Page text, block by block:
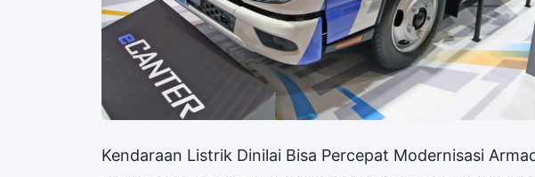
Kendaraan Listrik Dinilai Bisa Percepat Modernisasi